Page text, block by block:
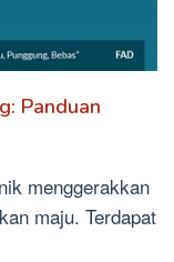
Panduan
menggerakkan
maju. Terdapat